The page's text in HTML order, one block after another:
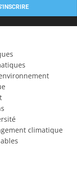
climatique